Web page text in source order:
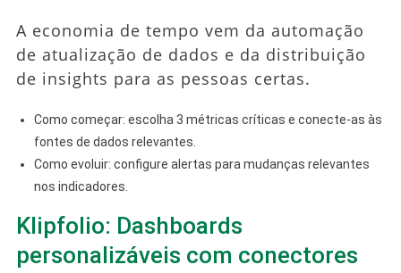
A economia de tempo vem da automação
de atualização de dados e da distribuição
de insights para as pessoas certas.
Como começar: escolha 3 métricas críticas e conecte-as às
fontes de dados relevantes.
Como evoluir: configure alertas para mudanças relevantes
nos indicadores.
Klipfolio: Dashboards
personalizáveis com conectores